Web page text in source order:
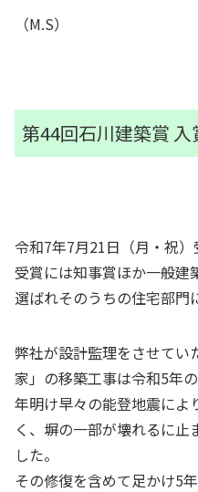
（M.S）
第44回石川建築賞 入
令和7年7月21日（月・祝）
受賞には知事賞ほか一般建
選ばれそのうちの住宅部門
弊社が設計監理をさせてい
家」の移築工事は令和5年
年明け早々の能登地震によ
く、塀の一部が壊れるに
した。
その修復を含めて足かけ5